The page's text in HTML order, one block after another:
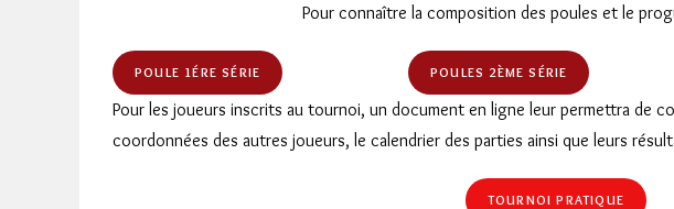
Pour connaître la composition des poules et le
POULE 1ÉRE SÉRIE POULES 2ÈME SÉRIE
Pour les joueurs inscrits au tournoi, un document en ligne leur permettra de
coordonnées des autres joueurs, le calendrier des parties ainsi que leurs
TOURNOI PRATIQUE